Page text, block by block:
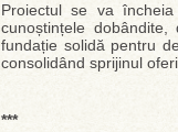
Proiectul se va
cunoștințele
fundație solidă pentru
consolidând sprijinul
***